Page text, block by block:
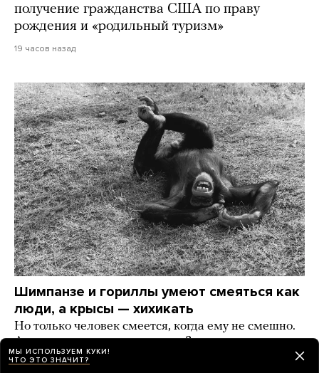
получение гражданства США по праву
рождения и «родильный туризм»
19 часов назад
Шимпанзе и гориллы умеют смеяться как
люди, а крысы — хихикать
Но только человек смеется, когда ему не смешно.
А что еще наука знает о смехе?
РАЗБОР 15 часов назад
МЫ ИСПОЛЬЗУЕМ КУКИ!
ЧТО ЭТО ЗНАЧИТ?